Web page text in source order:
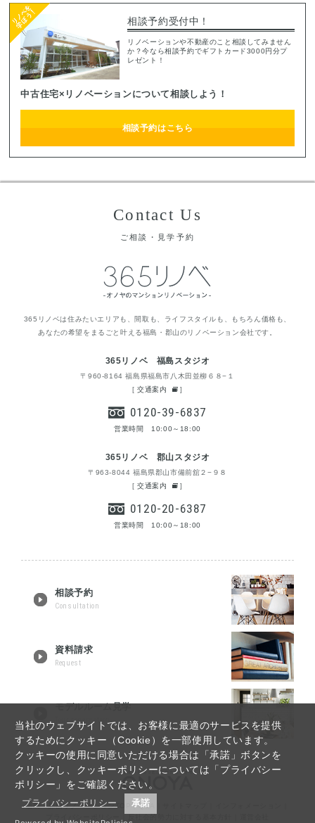
当社のウェブサイトでは、お客様に最適のサービスを提供
するためにクッキー（Cookie）を一部使用しています。
クッキーの使用に同意いただける場合は「承諾」ボタンを
クリックし、クッキーポリシーについては「プライバシー
ポリシー」をご確認ください。
プライバシーポリシー
承諾
相談予約受付中！
リノベーションや不動産のこと相談してみません
か？今なら相談予約でギフトカード3000円分プ
レゼント！
中古住宅×リノベーションについて相談しよう！
相談予約はこちら
Contact Us
ご相談・見学予約
365リノベは住みたいエリアも、間取も、ライフスタイルも、もちろん価格も、
あなたの希望をまるごと叶える福島・郡山のリノベーション会社です。
365リノベ 福島スタジオ
〒960-8164 福島県福島市八木田並柳６８−１
[交通案内 ]
0120-39-6837
営業時間 10:00～18:00
365リノベ 郡山スタジオ
〒963-8044 福島県郡山市備前舘２−９８
[交通案内 ]
0120-20-6387
営業時間 10:00～18:00
相談予約
Consultation
資料請求
Request
モデルルーム見学
Tour reservation
福島・郡山リノベーションTOP ｜Q&A